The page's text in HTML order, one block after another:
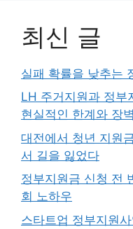
최신 글
실패 확률을 낮추는
LH 주거지원과 정부
현실적인 한계와 장벽
대전에서 청년 지원
서 길을 잃었다
정부지원금 신청 전
회 노하우
스타트업 정부지원